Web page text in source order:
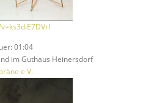
01:04
im Guthaus Heinersdorf
e.V.